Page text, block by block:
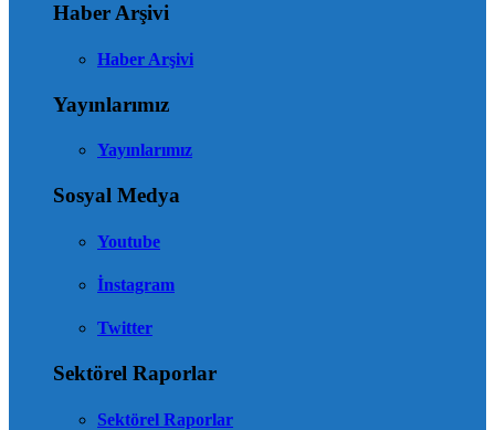
Haber Arşivi
Haber Arşivi
Yayınlarımız
Yayınlarımız
Sosyal Medya
Youtube
İnstagram
Twitter
Sektörel Raporlar
Sektörel Raporlar